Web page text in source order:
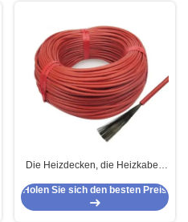
Die Heizdecken, die Heizkabel-
Silikonkautschuk schmelzen,
isolierten 18K 20ohm
Holen Sie sich den besten Preis